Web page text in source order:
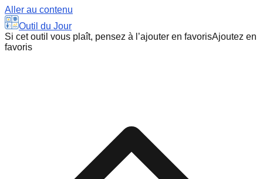
Aller au contenu
Outil du Jour
Si cet outil vous plaît, pensez à l’ajouter en favorisAjoutez en
favoris